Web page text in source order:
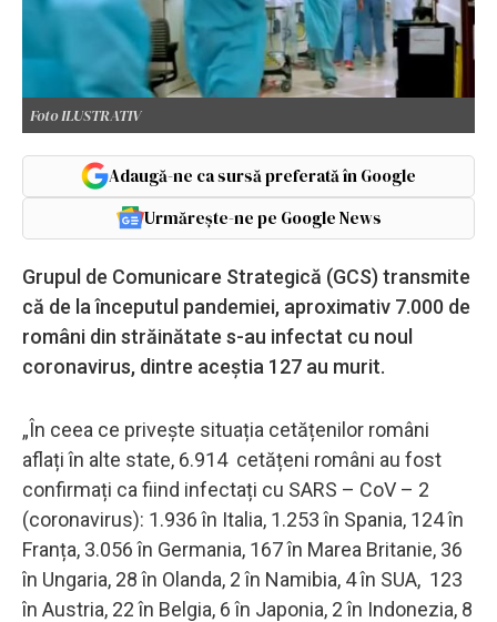
Foto ILUSTRATIV
Adaugă-ne ca sursă preferată în Google
Urmărește-ne pe Google News
Grupul de Comunicare Strategică (GCS) transmite
că de la începutul pandemiei, aproximativ 7.000 de
români din străinătate s-au infectat cu noul
coronavirus, dintre aceștia 127 au murit.
„În ceea ce privește situația cetățenilor români
aflați în alte state, 6.914 cetățeni români au fost
confirmați ca fiind infectați cu SARS – CoV – 2
(coronavirus): 1.936 în Italia, 1.253 în Spania, 124 în
Franța, 3.056 în Germania, 167 în Marea Britanie, 36
în Ungaria, 28 în Olanda, 2 în Namibia, 4 în SUA, 123
în Austria, 22 în Belgia, 6 în Japonia, 2 în Indonezia, 8